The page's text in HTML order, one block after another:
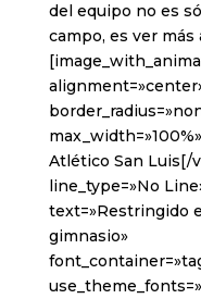
del equipo no es
campo, es ver más
Atlético San Luis[/
line_type=»No
text=»Restringido
gimnasio»